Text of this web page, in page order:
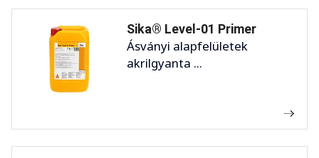
Sika® Level-01 Primer
Ásványi alapfelületek
akrilgyanta ...